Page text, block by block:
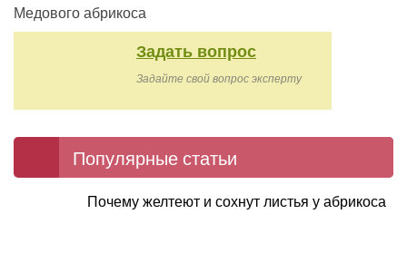
Медового абрикоса
Задать вопрос
Задайте свой вопрос эксперту
Популярные статьи
Почему желтеют и сохнут листья у абрикоса